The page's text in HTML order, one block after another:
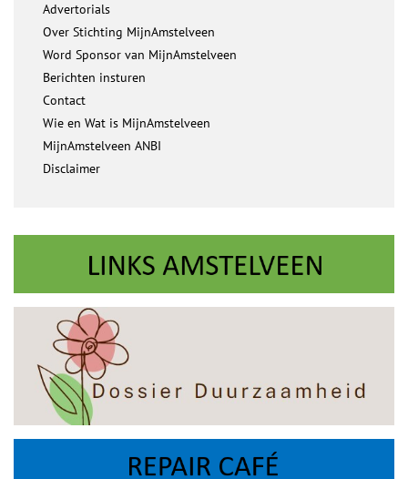
Advertorials
Over Stichting MijnAmstelveen
Word Sponsor van MijnAmstelveen
Berichten insturen
Contact
Wie en Wat is MijnAmstelveen
MijnAmstelveen ANBI
Disclaimer